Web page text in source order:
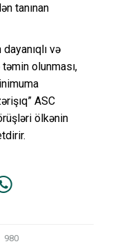
tanınan
və
olunması,
ASC
ölkənin
980